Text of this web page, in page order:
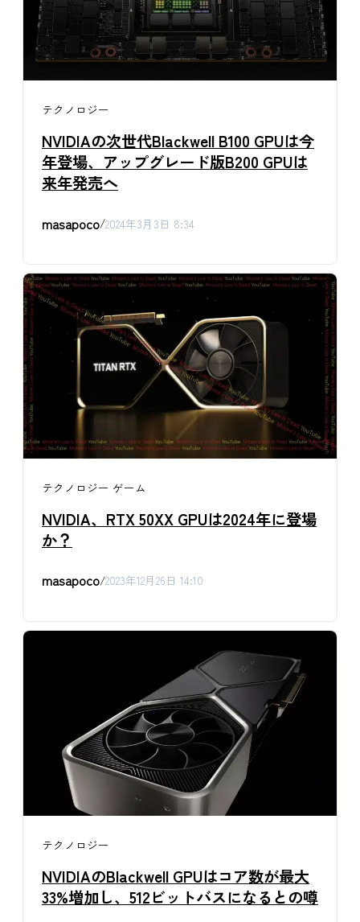
テクノロジー
NVIDIAの次世代Blackwell B100 GPUは今
年登場、アップグレード版B200 GPUは
来年発売へ
masapoco/2024年3月3日 8:34
テクノロジー ゲーム
NVIDIA、RTX 50XX GPUは2024年に登場
か？
masapoco/2023年12月26日 14:10
テクノロジー
NVIDIAのBlackwell GPUはコア数が最大
33%増加し、512ビットバスになるとの噂